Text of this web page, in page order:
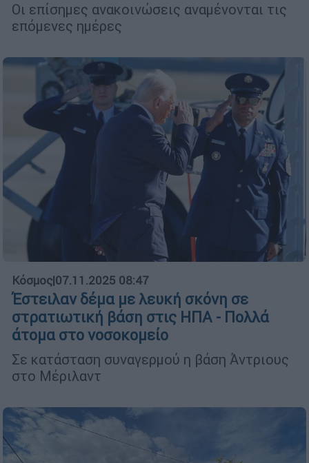
Οι επίσημες ανακοινώσεις αναμένονται τις
επόμενες ημέρες
Κόσμος|07.11.2025 08:47
Έστειλαν δέμα με λευκή σκόνη σε
στρατιωτική βάση στις ΗΠΑ - Πολλά
άτομα στο νοσοκομείο
Σε κατάσταση συναγερμού η βάση Άντριους
στο Μέριλαντ